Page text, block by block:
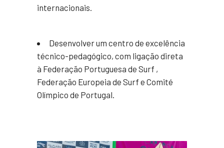
internacionais.
Desenvolver um centro de excelência
técnico-pedagógico, com ligação direta
à Federação Portuguesa de Surf ,
Federação Europeia de Surf e Comité
Olímpico de Portugal.